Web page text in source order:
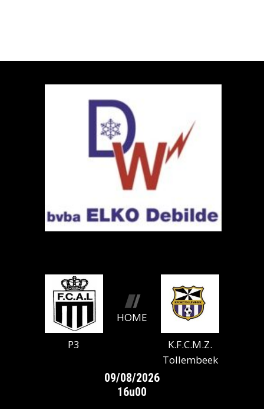
P3
HOME
K.F.C.M.Z.
Tollembeek
09/08/2026
16u00